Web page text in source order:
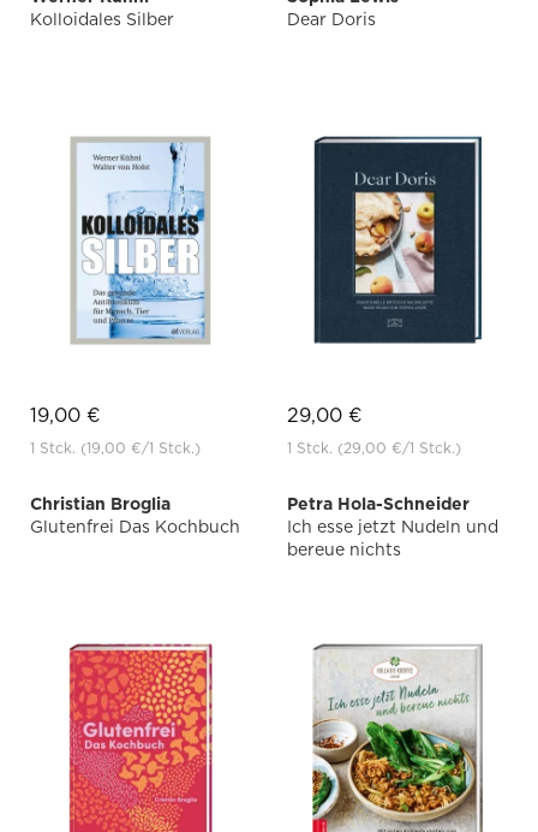
Kolloidales Silber
19,00 €
1 Stck. (19,00 €/1 Stck.)
Dear Doris
29,00 €
1 Stck. (29,00 €/1 Stck.)
Christian Broglia
Glutenfrei Das Kochbuch
Petra Hola-Schneider
Ich esse jetzt Nudeln und
bereue nichts